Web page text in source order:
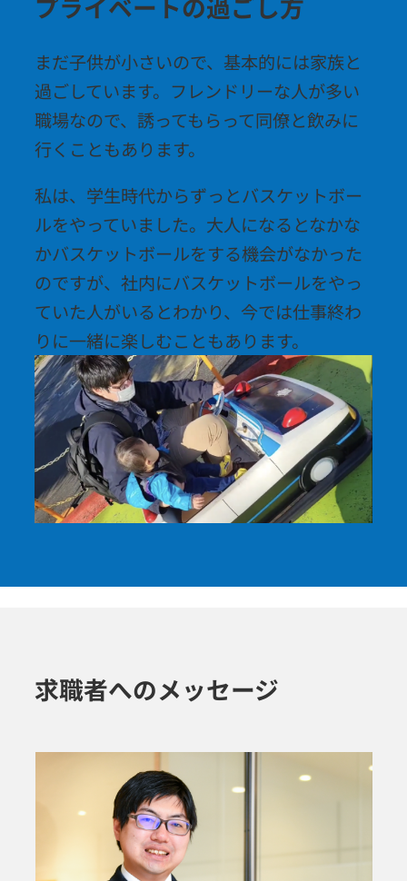
まだ子供が小さいので、基本的には家族と
過ごしています。フレンドリーな人が多い
職場なので、誘ってもらって同僚と飲みに
行くこともあります。
私は、学生時代からずっとバスケットボー
ルをやっていました。大人になるとなかな
かバスケットボールをする機会がなかった
のですが、社内にバスケットボールをやっ
ていた人がいるとわかり、今では仕事終わ
りに一緒に楽しむこともあります。
求職者へのメッセージ